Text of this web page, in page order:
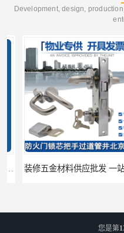
Development, design,
装修五金材料供应
您是第